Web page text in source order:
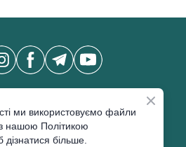
ми використовуємо файли
нашою Політикою
дізнатися більше.